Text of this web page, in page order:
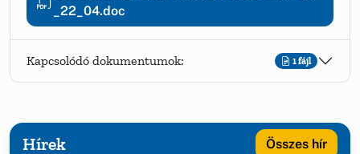
_22_04.doc
Kapcsolódó dokumentumok: 1 fájl
Hírek Összes hír